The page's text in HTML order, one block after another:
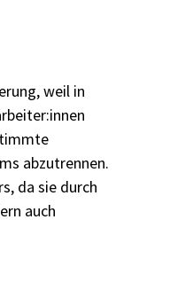
weil in
abzutrennen.
da sie durch
auch